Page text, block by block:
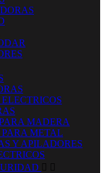
MADERA
METAL
Y APILADORES
 